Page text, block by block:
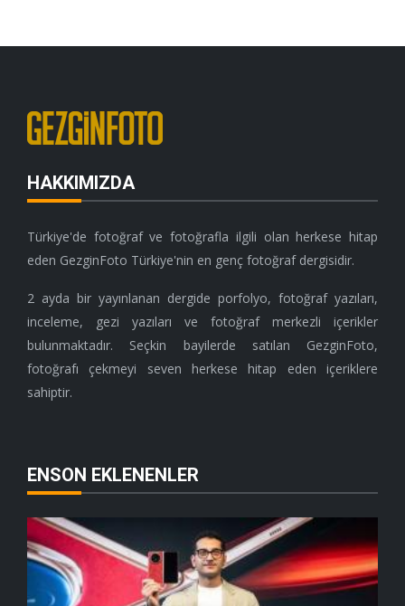
HAKKIMIZDA
Türkiye'de fotoğraf ve fotoğrafla ilgili olan herkese hitap
eden GezginFoto Türkiye'nin en genç fotoğraf dergisidir.
2 ayda bir yayınlanan dergide porfolyo, fotoğraf yazıları,
inceleme, gezi yazıları ve fotoğraf merkezli içerikler
bulunmaktadır. Seçkin bayilerde satılan GezginFoto,
fotoğrafı çekmeyi seven herkese hitap eden içeriklere
sahiptir.
ENSON EKLENENLER